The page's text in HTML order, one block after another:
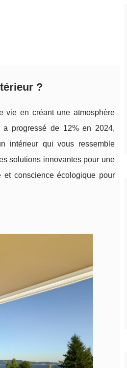
?
vie en créant une atmosphère
a progressé de 12% en 2024,
intérieur qui vous ressemble
solutions innovantes pour une
et conscience écologique pour